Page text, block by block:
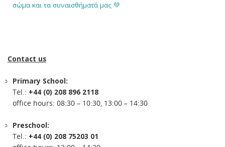
σώμα και τα συναισθήματά μας 💚
Contact us
Primary School:
Tel.: +44 (0) 208 896 2118
office hours: 08:30 – 10:30, 13:00 – 14:30
Preschool:
Tel.: +44 (0) 208 75203 01